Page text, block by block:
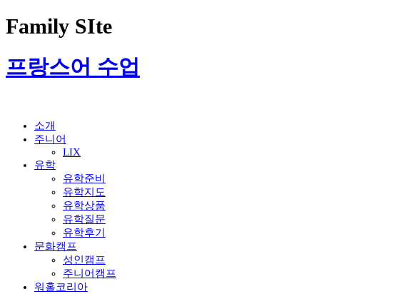
Family SIte
프랑스어 수업
소개
주니어
LIX
유학
유학준비
유학지도
유학상품
유학질문
유학후기
문화캠프
성인캠프
주니어캠프
워홀코리아